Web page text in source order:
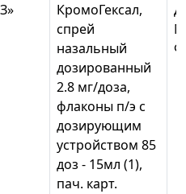
КромоГексал,
спрей
назальный
дозированный
2.8 мг/доза,
флаконы п/э с
дозирующим
устройством 85
доз - 15мл (1),
пач. карт.